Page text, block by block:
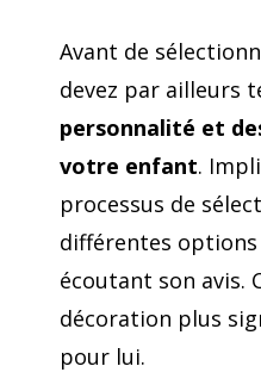
Avant de
devez par ailleurs
personnalité et
votre enfant.
processus de
différentes
écoutant son avis.
décoration plus
pour lui.